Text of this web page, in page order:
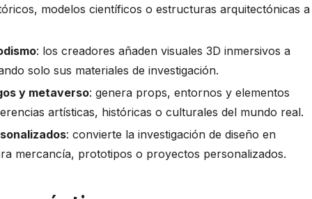
modelos científicos o estructuras arquitectónicas a
: los creadores añaden visuales 3D inmersivos a
solo sus materiales de investigación.
y metaverso: genera props, entornos y elementos
artísticas, históricas o culturales del mundo real.
: convierte la investigación de diseño en
mercancía, prototipos o proyectos personalizados.